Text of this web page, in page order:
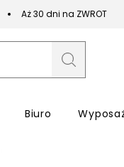
Aż 30 dni na ZWROT
Biuro